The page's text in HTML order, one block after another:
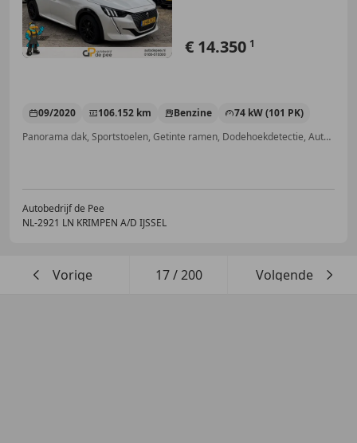
€ 14.350 1
09/2020 106.152 km Benzine
74 kW (101 PK)
Panorama dak, Sportstoelen, Getinte ramen, Dodehoekdetectie, Automatische klimaatregeling, Grootlichtassistent, Lane Departure Warning Systeem, Parkeerhulp met camera
Autobedrijf de Pee
NL-2921 LN KRIMPEN A/D IJSSEL
Vorige 17/200 Volgende